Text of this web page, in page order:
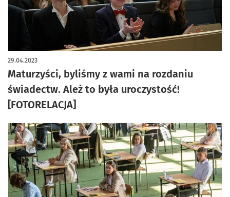
Maturzyści, byliśmy z wami na rozdaniu
świadectw. Ależ to była uroczystość!
[FOTORELACJA]
29.04.2023
artykuł z galerią zdjęć